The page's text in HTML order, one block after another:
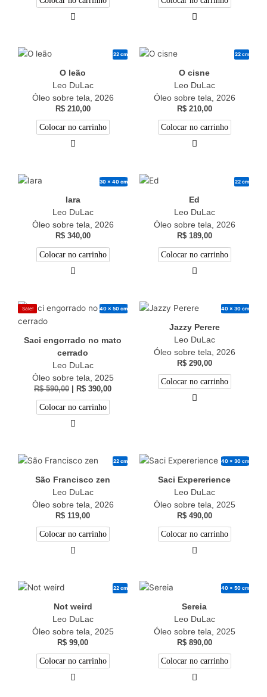
22 cm
O leão
Leo DuLac
Óleo sobre tela, 2026
R$210,00
Colocar no carrinho
22 cm
O cisne
Leo DuLac
Óleo sobre tela, 2026
R$210,00
Colocar no carrinho
30 x 40 cm
Iara
Leo DuLac
Óleo sobre tela, 2026
R$340,00
Colocar no carrinho
22 cm
Ed
Leo DuLac
Óleo sobre tela, 2026
R$189,00
Colocar no carrinho
Sale! 40 x 50 cm
Saci engorrado no mato
cerrado
Leo DuLac
Óleo sobre tela, 2025
R$590,00 R$ 390,00
Colocar no carrinho
40 x 30 cm
Jazzy Perere
Leo DuLac
Óleo sobre tela, 2026
R$290,00
Colocar no carrinho
22 cm
São Francisco zen
Leo DuLac
Óleo sobre tela, 2026
R$ 119,00
Colocar no carrinho
40 x 30 cm
Saci Expererience
Leo DuLac
Óleo sobre tela, 2025
R$490,00
Colocar no carrinho
22 cm
Not weird
Leo DuLac
Óleo sobre tela, 2025
R$ 99,00
Colocar no carrinho
40 x 50 cm
Sereia
Leo DuLac
Óleo sobre tela, 2025
R$890,00
Colocar no carrinho